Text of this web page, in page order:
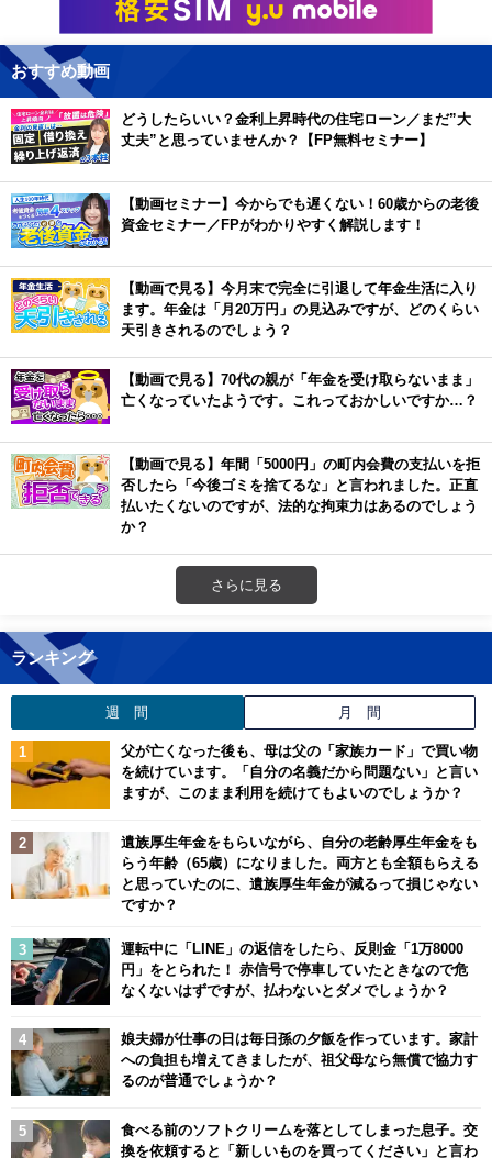
おすすめ動画
どうしたらいい？金利上昇時代の住宅ローン／まだ”大
丈夫”と思っていませんか？【FP無料セミナー】
【動画セミナー】今からでも遅くない！60歳からの老後
資金セミナー／FPがわかりやすく解説します！
【動画で見る】今月末で完全に引退して年金生活に入り
ます。年金は「月20万円」の見込みですが、どのくらい
天引きされるのでしょう？
【動画で見る】70代の親が「年金を受け取らないまま」
亡くなっていたようです。これっておかしいですか…？
【動画で見る】年間「5000円」の町内会費の支払いを拒
否したら「今後ゴミを捨てるな」と言われました。正直
払いたくないのですが、法的な拘束力はあるのでしょう
か？
さらに見る
ランキング
週 間 月 間
父が亡くなった後も、母は父の「家族カード」で買い物
を続けています。「自分の名義だから問題ない」と言い
ますが、このまま利用を続けてもよいのでしょうか？
遺族厚生年金をもらいながら、自分の老齢厚生年金をも
らう年齢（65歳）になりました。両方とも全額もらえる
と思っていたのに、遺族厚生年金が減るって損じゃない
ですか？
運転中に「LINE」の返信をしたら、反則金「1万8000
円」をとられた！ 赤信号で停車していたときなので危
なくないはずですが、払わないとダメでしょうか？
娘夫婦が仕事の日は毎日孫の夕飯を作っています。家計
への負担も増えてきましたが、祖父母なら無償で協力す
るのが普通でしょうか？
食べる前のソフトクリームを落としてしまった息子。交
換を依頼すると「新しいものを買ってください」と言わ